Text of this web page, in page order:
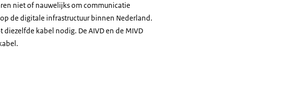
niet of nauwelijks om communicatie
de digitale infrastructuur binnen Nederland.
kabel nodig. De AIVD en de MIVD